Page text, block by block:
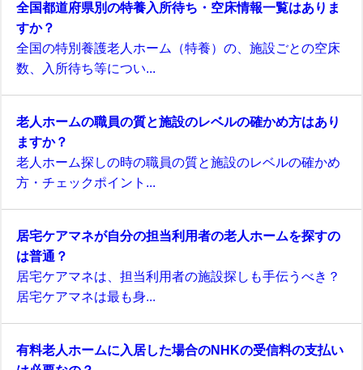
全国都道府県別の特養入所待ち・空床情報一覧はありま
すか？
全国の特別養護老人ホーム（特養）の、施設ごとの空床
数、入所待ち等につい...
老人ホームの職員の質と施設のレベルの確かめ方はあり
ますか？
老人ホーム探しの時の職員の質と施設のレベルの確かめ
方・チェックポイント...
居宅ケアマネが自分の担当利用者の老人ホームを探すの
は普通？
居宅ケアマネは、担当利用者の施設探しも手伝うべき？
居宅ケアマネは最も身...
有料老人ホームに入居した場合のNHKの受信料の支払い